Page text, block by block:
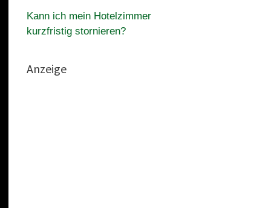
Kann ich mein Hotelzimmer
kurzfristig stornieren?
Anzeige